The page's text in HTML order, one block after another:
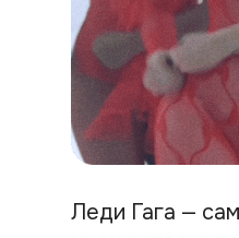
Леди Гага —